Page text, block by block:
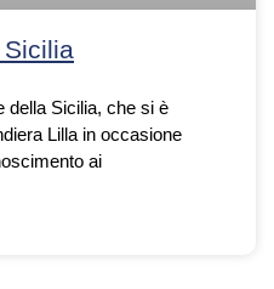
della Sicilia, che si è
Lilla in occasione
ai